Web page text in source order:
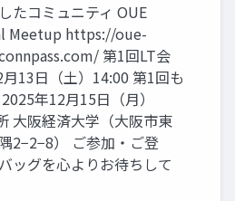
たコミュニティ OUE
Meetup https://oue-
第1回LT会
13日（土）14:00 第1回も
年12月15日（月）
大阪経済大学（大阪市東
2−2−8） ご参加・ご登
ッグを心よりお待ちして